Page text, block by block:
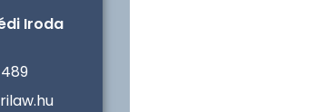
Iroda